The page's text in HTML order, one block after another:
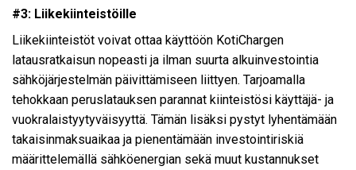
#3: Liikekiinteistöille
Liikekiinteistöt voivat ottaa käyttöön KotiChargen
latausratkaisun nopeasti ja ilman suurta alkuinvestointia
sähköjärjestelmän päivittämiseen liittyen. Tarjoamalla
tehokkaan peruslatauksen parannat kiinteistösi käyttäjä- ja
vuokralaistyytyväisyyttä. Tämän lisäksi pystyt lyhentämään
takaisinmaksuaikaa ja pienentämään investointiriskiä
määrittelemällä sähköenergian sekä muut kustannukset